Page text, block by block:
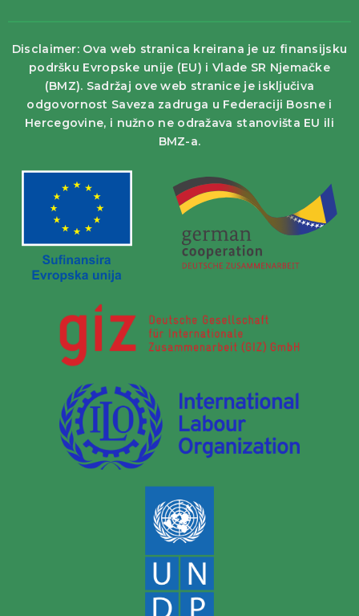
Disclaimer: Ova web stranica kreirana je uz finansijsku
podršku Evropske unije (EU) i Vlade SR Njemačke
(BMZ). Sadržaj ove web stranice je isključiva
odgovornost Saveza zadruga u Federaciji Bosne i
Hercegovine, i nužno ne odražava stanovišta EU ili
BMZ-a.